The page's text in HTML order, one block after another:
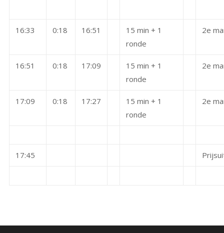
16:33 0:18 16:51
15 min + 1
ronde
2e
16:51 0:18 17:09
15 min + 1
ronde
2e
17:09 0:18 17:27
15 min + 1
ronde
2e
17:45